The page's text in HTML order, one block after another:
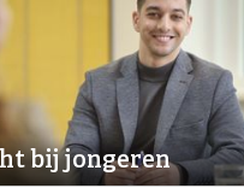
bij jongeren